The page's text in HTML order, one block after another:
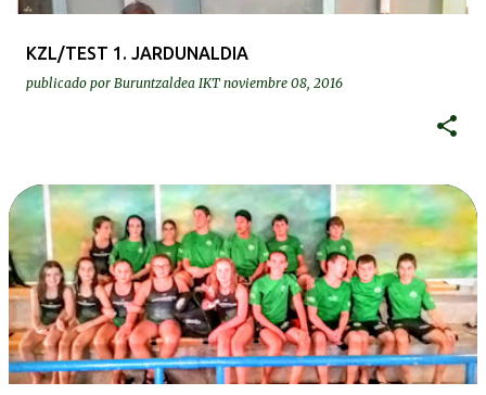
KZL/TEST 1. JARDUNALDIA
publicado por Buruntzaldea IKT noviembre 08, 2016